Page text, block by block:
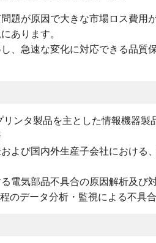
題が原因で大きな市場ロス費用
あります。
、急速な変化に対応できる品質
ンタ製品を主とした情報機器製
よび国内外生産子会社における
電気部品不具合の原因解析及び
のデータ分析・監視による不具